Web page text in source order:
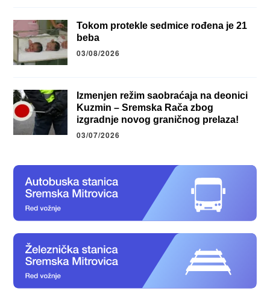
Tokom protekle sedmice rođena je 21
beba
03/08/2026
Izmenjen režim saobraćaja na deonici
Kuzmin – Sremska Rača zbog
izgradnje novog graničnog prelaza!
03/07/2026